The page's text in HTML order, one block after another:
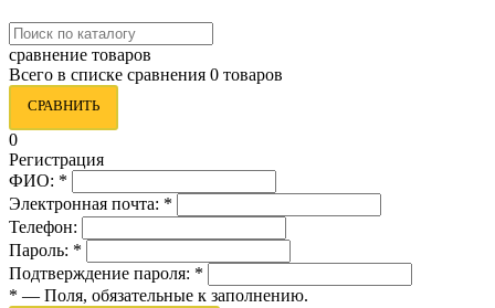
сравнение товаров
Всего в списке сравнения 0 товаров
СРАВНИТЬ
0
Регистрация
ФИО: *
Электронная почта: *
Телефон:
Пароль: *
Подтверждение пароля: *
* — Поля, обязательные к заполнению.